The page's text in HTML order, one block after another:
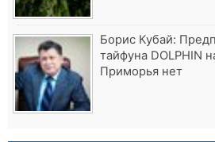
Борис Кубай:
тайфуна DOLPHIN
Приморья нет